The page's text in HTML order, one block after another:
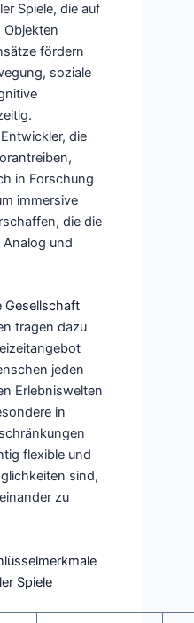
Spiele, die auf
Objekten
fördern
soziale
die
in Forschung
immersive
die die
und
Gesellschaft
tragen dazu
jeden
Erlebniswelten
in
flexible und
sind,
zu
Spiele